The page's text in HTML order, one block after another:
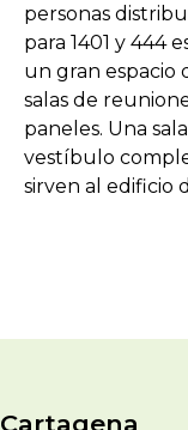
personas
para 1401 y 444
un gran espacio
salas de
paneles. Una
vestíbulo
sirven al edificio
Cartagena